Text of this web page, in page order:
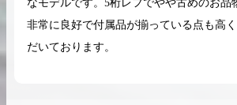
なモデルです。5桁レフでやや古めのお品
非常に良好で付属品が揃っている点も高
だいております。